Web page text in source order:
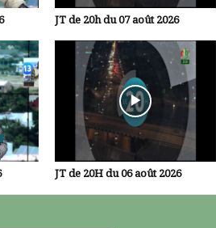
JT de 20h du 07 août 2026
JT de 20H du 06 août 2026